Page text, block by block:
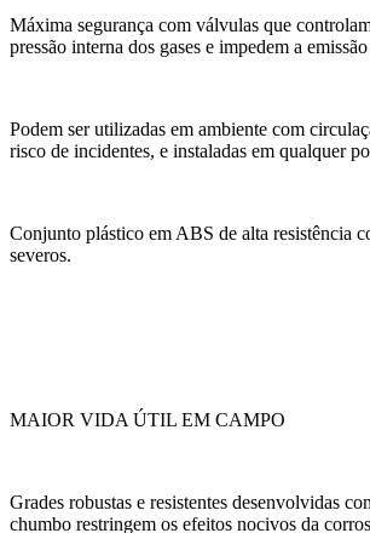
Máxima segurança com válvulas que
pressão interna dos gases e impedem a
Podem ser utilizadas em ambiente com
risco de incidentes, e instaladas em qualquer
Conjunto plástico em ABS de alta resistência
severos.
MAIOR VIDA ÚTIL EM CAMPO
Grades robustas e resistentes desenvolvidas
chumbo restringem os efeitos nocivos da